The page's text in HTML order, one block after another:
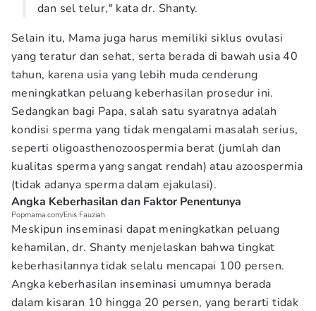
dan sel telur," kata dr. Shanty.
Selain itu, Mama juga harus memiliki siklus ovulasi
yang teratur dan sehat, serta berada di bawah usia 40
tahun, karena usia yang lebih muda cenderung
meningkatkan peluang keberhasilan prosedur ini.
Sedangkan bagi Papa, salah satu syaratnya adalah
kondisi sperma yang tidak mengalami masalah serius,
seperti oligoasthenozoospermia berat (jumlah dan
kualitas sperma yang sangat rendah) atau azoospermia
(tidak adanya sperma dalam ejakulasi).
Angka Keberhasilan dan Faktor Penentunya
Popmama.com/Enis Fauziah
Meskipun inseminasi dapat meningkatkan peluang
kehamilan, dr. Shanty menjelaskan bahwa tingkat
keberhasilannya tidak selalu mencapai 100 persen.
Angka keberhasilan inseminasi umumnya berada
dalam kisaran 10 hingga 20 persen, yang berarti tidak